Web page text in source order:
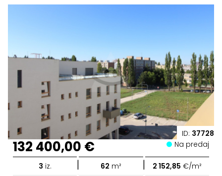
ID: 37728
132 400,00 € Na predaj
3 iz. | 62 m² | 2 152,85 €/m²